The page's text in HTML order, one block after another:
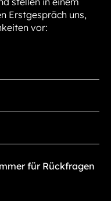
Erstgespräch uns,
vor: